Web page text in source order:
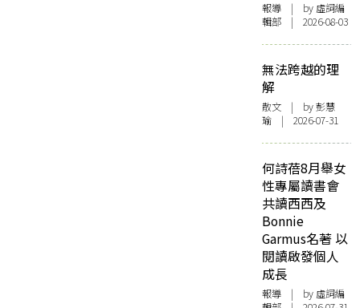
報導 | by 虛詞編
輯部 | 2026-08-03
無法跨越的理
解
散文 | by 彭慧
瑜 | 2026-07-31
何詩蓓8月舉女
性專屬讀書會
共讀西西及
Bonnie
Garmus名著 以
閱讀啟發個人
成長
報導 | by 虛詞編